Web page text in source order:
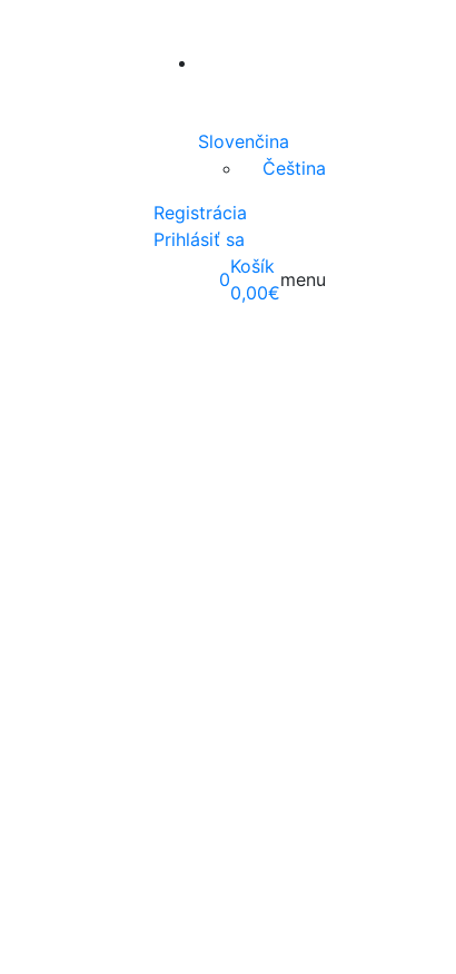
Slovenčina
Čeština
Registrácia
Prihlásiť sa
0
Košík
0,00€
menu